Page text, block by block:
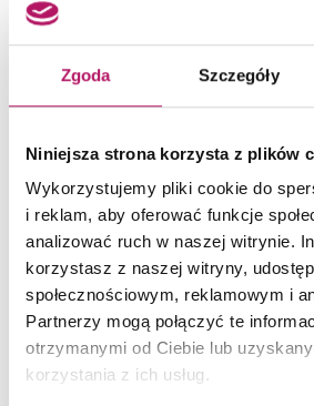
Zgoda Szczegóły
Niniejsza strona korzysta z plików
Wykorzystujemy pliki cookie do
i reklam, aby oferować funkcje
analizować ruch w naszej witrynie.
korzystasz z naszej witryny,
społecznościowym, reklamowym i
Partnerzy mogą połączyć te
otrzymanymi od Ciebie lub
korzystania z ich usług.
Omnires
QP
Parawany nawannowe do
aranżacji łazienki. Produkty QP to
dwuskrzydłowe składane...
POWIĄZANE ZDJĘCIA